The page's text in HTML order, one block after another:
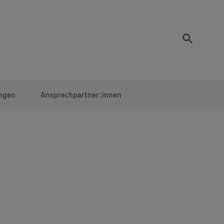
Ansprechpartner:innen